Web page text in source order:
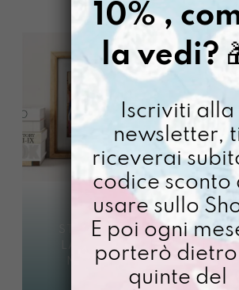
STAMPA A5
LASCIAMO
NASCERE
Avvisami
disponibile
10% ,
la vedi?
Iscriviti alla
newsletter,
riceverai
codice sconto
usare sullo
E poi ogni
porterò dietro
quinte del